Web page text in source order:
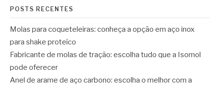
POSTS RECENTES
Molas para coqueteleiras: conheça a opção em aço inox
para shake proteíco
Fabricante de molas de tração: escolha tudo que a Isomol
pode oferecer
Anel de arame de aço carbono: escolha o melhor com a